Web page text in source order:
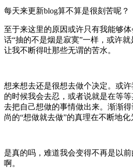
每天来更新blog算不算是很刻苦呢？
至于来这里的原因或许只有我能够
话“抽的不是烟是寂寞”一样，或许就
让我不断得吐那些无谓的苦水。
想来想去还是很想去做个决定。或
的时候我会去忍，或者说就是在等
去把自己想做的事情做出来。渐渐
尚的“想做就去做”的真理在不断地化
是真的吗，难道我会变得不再是以
啊。